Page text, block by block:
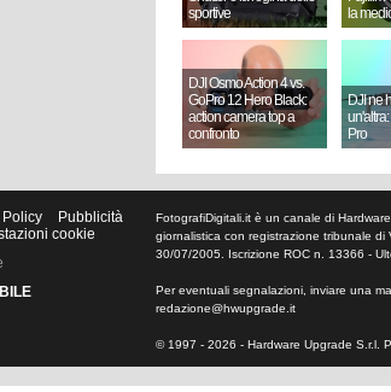
sportive
la
DJI Osmo Action 4 vs.
GoPro 12 Hero Black:
action camera top a
confronto
DJI ne
Pro
Policy
Pubblicità
cookie
FotografiDigitali.it è un canale di
giornalistica con registrazione tribunale di
30/07/2005. Iscrizione ROC n. 13366 -
Per eventuali segnalazioni, inviare una
redazione@hwupgrade.it
© 1997 - 2026 - Hardware Upgrade S.r.l.